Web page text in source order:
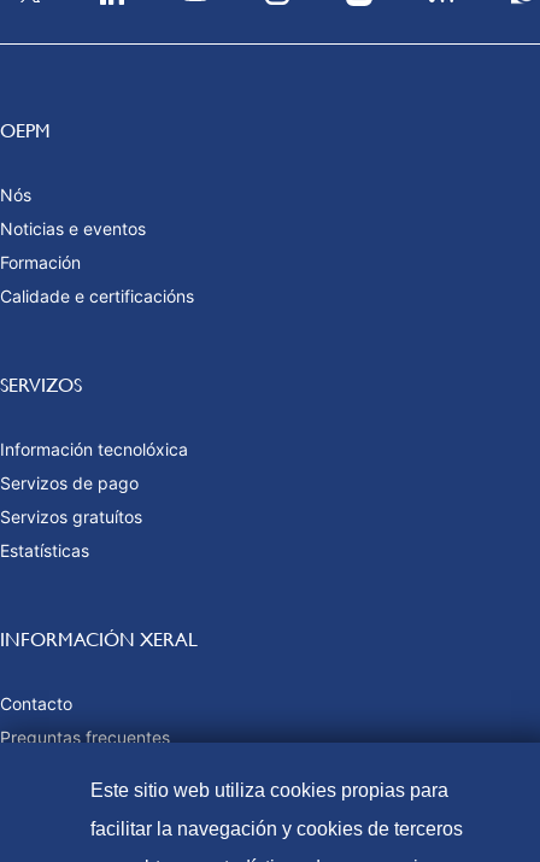
OEPM
Nós
Noticias e eventos
Formación
Calidade e certificacións
SERVIZOS
Información tecnolóxica
Servizos de pago
Servizos gratuítos
Estatísticas
INFORMACIÓN XERAL
Contacto
Preguntas frecuentes
Este sitio web utiliza cookies propias para
facilitar la navegación y cookies de terceros